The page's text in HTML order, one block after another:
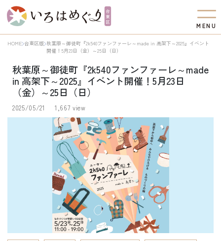
M EN U
HOME 台東区版 秋葉原～御徒町『2k540ファンファーレ～made in 高架下～2025』イベント
開催！5月23日（金）～25日（日）
秋葉原～御徒町『2k540ファンファーレ～made
in 高架下～2025』イベント開催！5月23日
（金）～25日（日）
2025/05/21 1,667 view